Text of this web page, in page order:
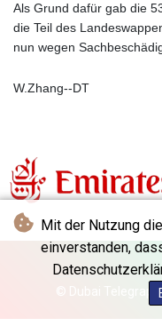
Mit der Nutzung
einverstanden,
Als Grund dafür gab die
die Teil des
nun wegen
W.Zhang--DT
© Dubai